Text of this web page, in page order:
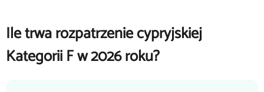
Ile trwa rozpatrzenie cypryjskiej
Kategorii F w 2026 roku?